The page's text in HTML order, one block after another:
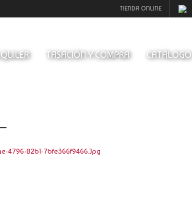
TIENDA ONLINE
TASACIÓN Y COMPRA
CATÁLOGO
4796-B2b1-7bfe366f9466.jpg